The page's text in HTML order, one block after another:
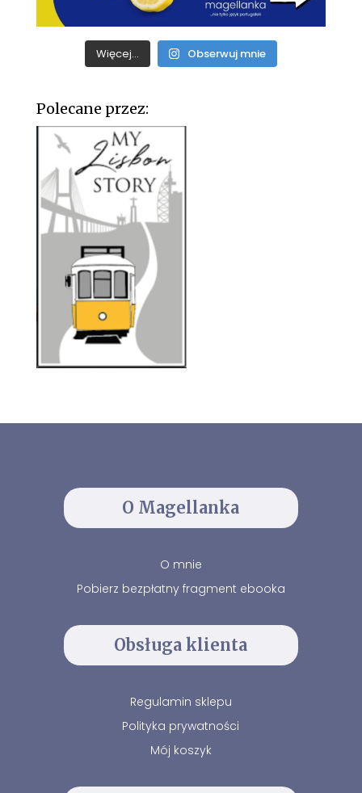
Więcej... Obserwuj mnie
Polecane przez:
O Magellanka
O mnie
Pobierz bezpłatny fragment ebooka
Obsługa klienta
Regulamin sklepu
Polityka prywatności
Mój koszyk